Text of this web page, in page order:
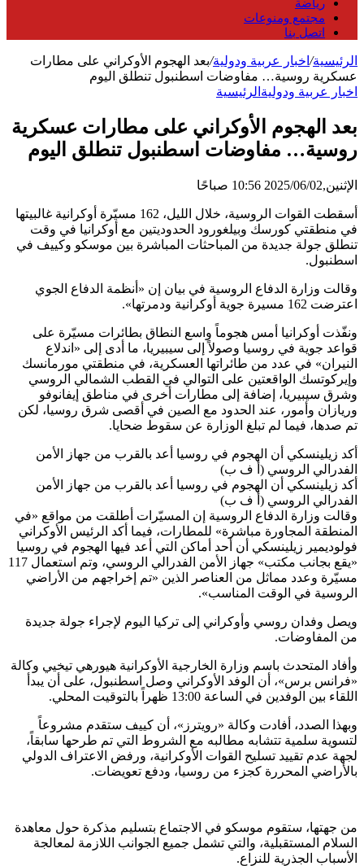
رياضة
مجتمع ومنوعات
اتصل بنا
/اخبار عربية ودولية/بعد الهجوم الأوكراني على مطارات
روسية… مفاوضات اسطنبول تنطلق اليوم
عربية ودوليةالرئيسية
الهجوم الأوكراني على مطارات عسكرية
مفاوضات اسطنبول تنطلق اليوم
06/02 10:56 صباحًا
أسقطت القوات الروسية، خلال الليل، 162 مسيّرة أوكرانية غالبيتها
منطقتي كورسك وبيلغورود الحدوديتين مع أوكرانيا في وقت
جولة جديدة من المباحثات المباشرة بين موسكو وكييف في
وزارة الدفاع الروسية في بيان إن «أنظمة الدفاع الجوي
162 مسيرة جوية أوكرانية ودمرتها».
أوكرانيا أمس هجوماً واسع النطاق بطائرات مسيّرة على
جوية في روسيا وصولاً إلى سيبيريا، ما أدى إلى «اندلاع
في عدد من طائراتها العسكرية، في منطقتي مورمانسك
الواقعتين على التوالي في القطب الشمالي الروسي
سيبيريا، إضافة إلى مطارات أخرى في مناطق إيفانوفو
وأمور، عند الحدود مع الصين في أقصى شرق روسيا، لكن
صدها، فيما لم تبلغ الوزارة عن سقوط ضحايا.
زيلينسكي أن الهجوم في روسيا أعد بالقرب من جهاز الأمن
الروسي (أ ف ب)
زيلينسكي أن الهجوم في روسيا أعد بالقرب من جهاز الأمن
الروسي (أ ف ب)
وزارة الدفاع الروسية إن المسيّرات أطلقت من مواقع «في
المجاورة مباشرة» للمطارات، فيما أكد الرئيس الأوكراني
زيلينسكي أن أحد أماكن التي أعد فيها الهجوم في روسيا
«يقع بجانب مكتب» جهاز الأمن الفدرالي الروسي، وتم استعمال 117
وعدد مماثل من العناصر الذين «تم إخراجهم من الأراضي
في الوقت المناسب».
وفدان روسي وأوكراني إلى تركيا اليوم لإجراء جولة جديدة
المفاوضات.
المتحدث باسم وزارة الخارجية الأوكرانية هيورهي تيخيي وكالة
برس»، أن الوفد الأوكراني وصل اسطنبول، على أن يبدأ
بين الوفدين في الساعة 13:00 ظهراً بالتوقيت المحلي.
الصدد، أفادت وكالة «رويترز»، أن كييف ستقدم مشروعاً
سلمية تتشابه مطالبه مع الشروط التي تم طرحها سابقاً،
عدم تقييد تسليح القوات الأوكرانية، ورفض الاعتراف الدولي
المحررة كجزء من روسيا، ودفع تعويضات.
جهتها، ستقوم موسكو في الاجتماع بتسليم مذكرة حول معاهدة
المستقبلية، والتي تشمل جميع الجوانب اللازمة لمعالجة
الجذرية للنزاع.